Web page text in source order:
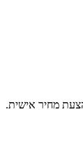
מחיר אישית.